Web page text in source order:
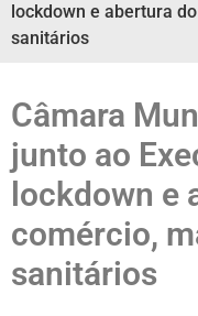
lockdown e abertura
sanitários
Câmara
junto ao
lockdown e
comércio,
sanitários